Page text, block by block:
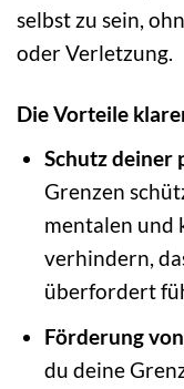
selbst zu sein,
oder Verletzung.
Die Vorteile
Schutz deiner
Grenzen
mentalen und
verhindern,
überfordert
Förderung
du deine